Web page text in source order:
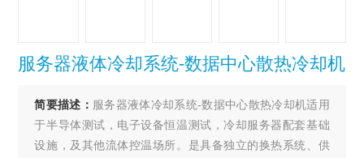
服务器液体冷却系统-数据中心散热冷却机
简要描述： 服务器液体冷却系统-数据中心散热冷却机适用
于半导体测试，电子设备恒温测试，冷却服务器配套基础
设施，及其他流体控温场所。是具备独立的换热系统、供